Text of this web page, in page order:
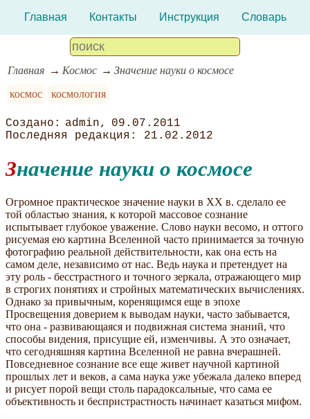
Главная Контакты Инструкция Словарь
Главная Космос
Значение науки о космосе
космос
космология
admin
09.07.2011
21.02.2012
Значение науки о космосе
Огромное практическое значение науки в XX в. сделало ее
той областью знания, к которой массовое сознание
испытывает глубокое уважение. Слово науки весомо, и оттого
рисуемая ею картина Вселенной часто принимается за точную
фотографию реальной действительности, как она есть на
самом деле, независимо от нас. Ведь наука и претендует на
эту роль - бесстрастного и точного зеркала, отражающего мир
в строгих понятиях и стройных математических вычислениях.
Однако за привычным, коренящимся еще в эпохе
Просвещения доверием к выводам науки, часто забывается,
что она - развивающаяся и подвижная система знаний, что
способы видения, присущие ей, изменчивы. А это означает,
что сегодняшняя картина Вселенной не равна вчерашней.
Повседневное сознание все еще живет научной картиной
прошлых лет и веков, а сама наука уже убежала далеко вперед
и рисует порой вещи столь парадоксальные, что сама ее
объективность и беспристрастность начинает казаться мифом.